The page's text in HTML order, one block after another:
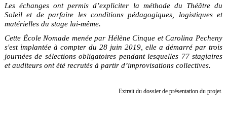
Les échanges ont permis d’expliciter la méthode du Théâtre du
Soleil et de parfaire les conditions pédagogiques, logistiques et
matérielles du stage lui-même.
Cette École Nomade menée par Hélène Cinque et Carolina Pecheny
s'est implantée à compter du 28 juin 2019, elle a démarré par trois
journées de sélections obligatoires pendant lesquelles 77 stagiaires
et auditeurs ont été recrutés à partir d’improvisations collectives.
Extrait du dossier de présentation du projet.